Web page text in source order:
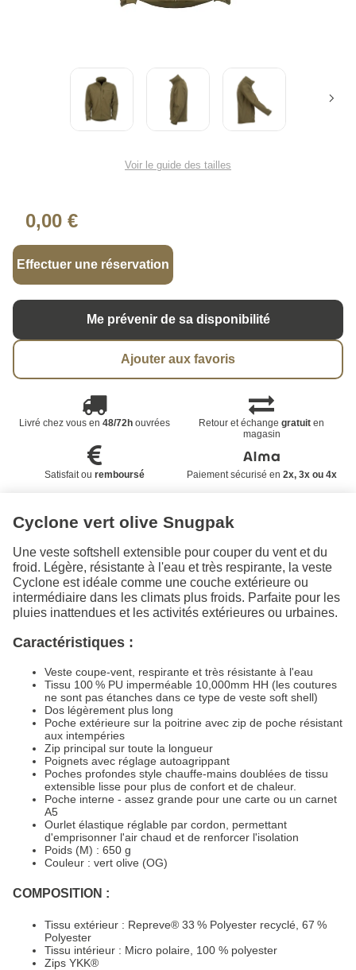
Voir le guide des tailles
0,00 €
Effectuer une réservation
Me prévenir de sa disponibilité
Ajouter aux favoris
Livré chez vous en 48/72houvrées Retour et échangegratuit en
magasin
Satisfait ou remboursé Paiement sécurisé en 2x, 3x ou 4x
Cyclone vert olive Snugpak
Une veste softshell extensible pour couper du vent et du
froid. Légère, résistante à l'eau et très respirante, la veste
Cyclone est idéale comme une couche extérieure ou
intermédiaire dans les climats plus froids. Parfaite pour les
pluies inattendues et les activités extérieures ou urbaines.
Caractéristiques :
Veste coupe-vent, respirante et très résistante à l'eau
Tissu 100 % PU imperméable 10,000mm HH (les coutures
ne sont pas étanches dans ce type de veste soft shell)
Dos légèrement plus long
Poche extérieure sur la poitrine avec zip de poche résistant
aux intempéries
Zip principal sur toute la longueur
Poignets avec réglage autoagrippant
Poches profondes style chauffe-mains doublées de tissu
extensible lisse pour plus de confort et de chaleur.
Poche interne - assez grande pour une carte ou un carnet
A5
Ourlet élastique réglable par cordon, permettant
d'emprisonner l'air chaud et de renforcer l'isolation
Poids (M) : 650 g
Couleur : vert olive (OG)
COMPOSITION :
Tissu extérieur : Repreve® 33 % Polyester recyclé, 67 %
Polyester
Tissu intérieur : Micro polaire, 100 % polyester
Zips YKK®